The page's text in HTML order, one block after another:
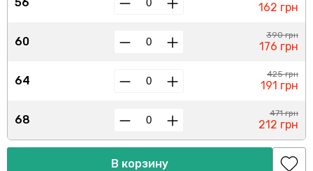
60
64
68
162 грн
390 грн
176 грн
425 грн
191 грн
471 грн
212 грн
В корзину